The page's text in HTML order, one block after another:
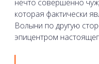
нечто совершенно
которая фактически
Волыни по другую
эпицентром